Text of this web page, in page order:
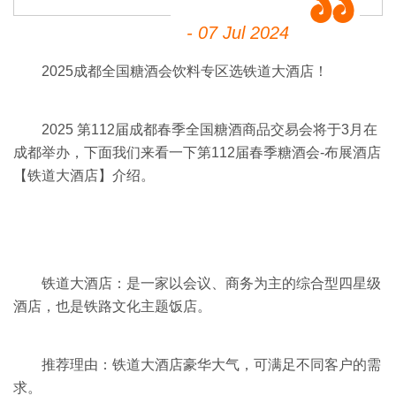
- 07 Jul 2024
2025成都全国糖酒会饮料专区选铁道大酒店！
2025 第112届成都春季全国糖酒商品交易会将于3月在
成都举办，下面我们来看一下第112届春季糖酒会-布展酒店
【铁道大酒店】介绍。
铁道大酒店：是一家以会议、商务为主的综合型四星级
酒店，也是铁路文化主题饭店。
推荐理由：铁道大酒店豪华大气，可满足不同客户的需
求。